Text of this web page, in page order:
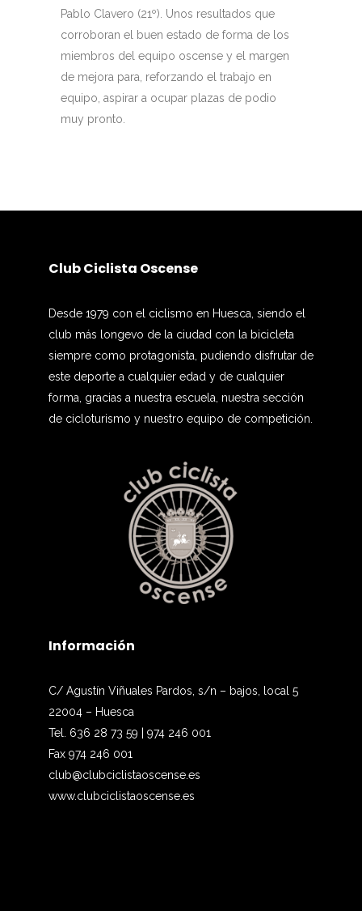
Pablo Clavero (21º). Unos resultados que
corroboran el buen estado de forma de los
miembros del equipo oscense y el margen
de mejora para, reforzando el trabajo en
equipo, aspirar a ocupar plazas de podio
muy pronto.
Club Ciclista Oscense
Desde 1979 con el ciclismo en Huesca, siendo el
club más longevo de la ciudad con la bicicleta
siempre como protagonista, pudiendo disfrutar de
este deporte a cualquier edad y de cualquier
forma, gracias a nuestra escuela, nuestra sección
de cicloturismo y nuestro equipo de competición.
Información
C/ Agustín Viñuales Pardos, s/n – bajos, local 5
22004 – Huesca
Tel. 636 28 73 59 | 974 246 001
Fax 974 246 001
club@clubciclistaoscense.es
www.clubciclistaoscense.es